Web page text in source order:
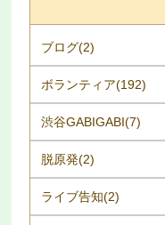
ブログ(2)
ボランティア(192)
渋谷GABIGABI(7)
脱原発(2)
ライブ告知(2)